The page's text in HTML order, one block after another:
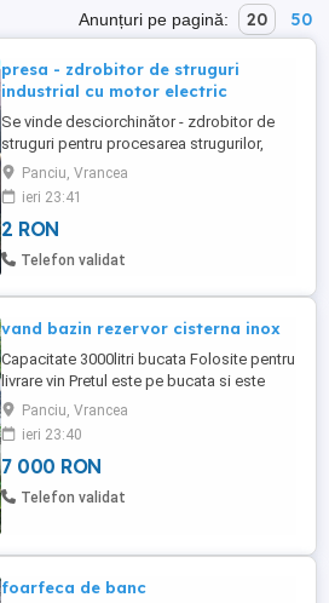
Anunțuri pe pagină: 20 50
presa - zdrobitor de struguri
industrial cu motor electric
Se vinde desciorchinător - zdrobitor de
struguri pentru procesarea strugurilor,
potrivit pentru crame, podgorii și
producători de vin. Utilaj robust, echipat
cu motor electric și transmisie pe curele.
Construcție solidă, destinată utilizării
industriale. Se vinde în starea din
Panciu, Vrancea
ieri 23:41
2 RON
Telefon validat
vand bazin rezervor cisterna inox
Capacitate 3000litri bucata Folosite pentru
livrare vin Pretul este pe bucata si este
negociabil! Mai multe detalii la telefonul
afisat din anunt.
Panciu, Vrancea
ieri 23:40
7 000 RON
Telefon validat
foarfeca de banc